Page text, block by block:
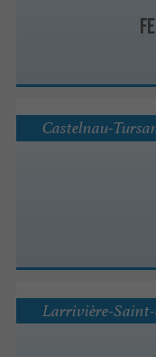
Castelnau-
Larrivière-